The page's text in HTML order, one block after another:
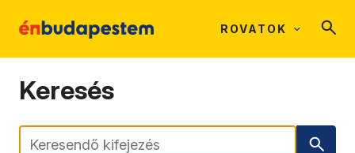
ROVATOK
Keresés
Keresés